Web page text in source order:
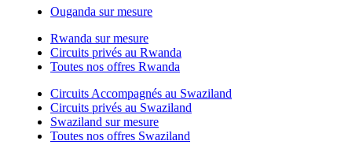
Ouganda sur mesure
Rwanda sur mesure
Circuits privés au Rwanda
Toutes nos offres Rwanda
Circuits Accompagnés au Swaziland
Circuits privés au Swaziland
Swaziland sur mesure
Toutes nos offres Swaziland